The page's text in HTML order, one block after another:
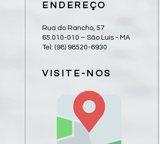
ENDEREÇO
Rua do Rancho, 57
65.010-010 – São Luís - MA
Tel: (98) 98520-6930
VISITE-NOS